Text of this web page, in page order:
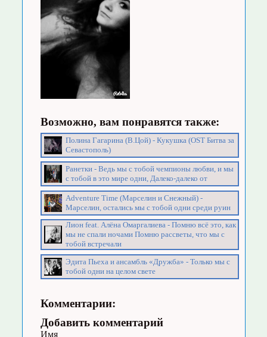
Возможно, вам понравятся также:
Полина Гагарина (В.Цой) - Кукушка (OST Битва за
Севастополь)
Ранетки - Ведь мы с тобой чемпионы любви, и мы
с тобой в это мире одни, Далеко-далеко от
Adventure Time (Марселин и Снежный) -
Марселин, остались мы с тобой одни среди руин
Лион feat. Алёна Омаргалиева - Помню всё это, как
мы не спали ночами Помню рассветы, что мы с
тобой встречали
Эдита Пьеха и ансамбль «Дружба» - Только мы с
тобой одни на целом свете
Комментарии:
Добавить комментарий
Имя